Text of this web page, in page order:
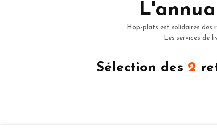
Hop-plats est solidaires des
Les services de
Sélection des 2